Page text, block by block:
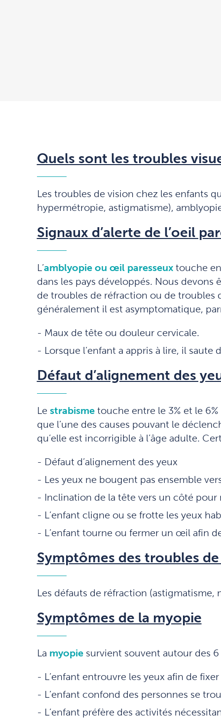
Quels sont les troubles
Les troubles de vision chez les enfants
hypermétropie, astigmatisme),
Signaux d’alerte de l’oeil
L’amblyopie ou œil paresseuxtouche
dans les pays développés. Nous devons
de troubles de réfraction ou de troubles
généralement il est asymptomatique,
Maux de tête ou douleur cervicale.
Lorsque l’enfant a appris à lire, il
Défaut d’alignement des
Le strabismetouche entre le 3% et le
que l’une des causes pouvant le
qu’elle est incorrigible à l’âge adulte.
Défaut d’alignement des yeux
Les yeux ne bougent pas ensemble
Inclination de la tête vers un côté
L’enfant cligne ou se frotte les yeux
L’enfant tourne ou fermer un œil afin
Symptômes des troubles
Les défauts de réfraction
Symptômes de la myopie
La myopiesurvient souvent autour des 6
L’enfant entrouvre les yeux afin de
L’enfant confond des personnes se
L’enfant préfère des activités